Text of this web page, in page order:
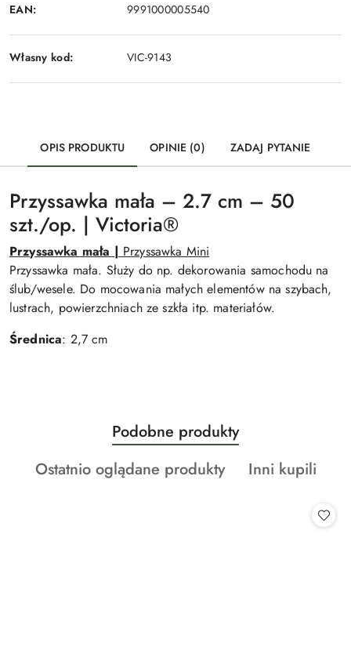
EAN: 9991000005540
Własny kod: VIC-9143
OPIS PRODUKTU OPINIE (0) ZADAJ PYTANIE
Przyssawka mała – 2.7 cm – 50
szt./op. | Victoria®
Przyssawka mała | Przyssawka Mini
Przyssawka mała. Służy do np. dekorowania samochodu na
ślub/wesele. Do mocowania małych elementów na szybach,
lustrach, powierzchniach ze szkła itp. materiałów.
Średnica: 2,7 cm
Pomiń karuzelę produktów
Produkty
o
statusie:
Podobne produkty
Produkty
Ostatnio oglądane produkty
Produkty
Inni kupili